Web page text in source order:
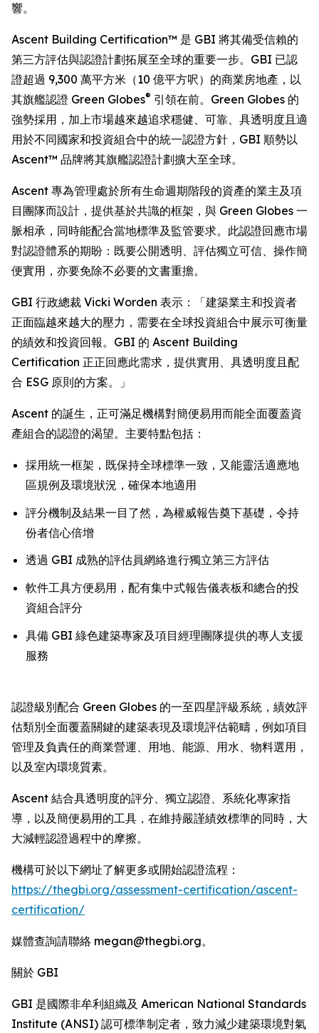
響。
Ascent Building Certification™ 是 GBI 將其備受信賴的
第三方評估與認證計劃拓展至全球的重要一步。GBI 已認
證超過 9,300 萬平方米（10 億平方呎）的商業房地產，以
其旗艦認證 Green Globes® 引領在前。Green Globes 的
強勢採用，加上市場越來越追求穩健、可靠、具透明度且適
用於不同國家和投資組合中的統一認證方針，GBI 順勢以
Ascent™ 品牌將其旗艦認證計劃擴大至全球。
Ascent 專為管理處於所有生命週期階段的資產的業主及項
目團隊而設計，提供基於共識的框架，與 Green Globes 一
脈相承，同時能配合當地標準及監管要求。此認證回應市場
對認證體系的期盼：既要公開透明、評估獨立可信、操作簡
便實用，亦要免除不必要的文書重擔。
GBI 行政總裁 Vicki Worden 表示：「建築業主和投資者
正面臨越來越大的壓力，需要在全球投資組合中展示可衡量
的績效和投資回報。GBI 的 Ascent Building
Certification 正正回應此需求，提供實用、具透明度且配
合 ESG 原則的方案。」
Ascent 的誕生，正可滿足機構對簡便易用而能全面覆蓋資
產組合的認證的渴望。主要特點包括：
採用統一框架，既保持全球標準一致，又能靈活適應地
區規例及環境狀況，確保本地適用
評分機制及結果一目了然，為權威報告奠下基礎，令持
份者信心倍增
透過 GBI 成熟的評估員網絡進行獨立第三方評估
軟件工具方便易用，配有集中式報告儀表板和總合的投
資組合評分
具備 GBI 綠色建築專家及項目經理團隊提供的專人支援
服務
認證級別配合 Green Globes 的一至四星評級系統，績效評
估類別全面覆蓋關鍵的建築表現及環境評估範疇，例如項目
管理及負責任的商業營運、用地、能源、用水、物料選用，
以及室內環境質素。
Ascent 結合具透明度的評分、獨立認證、系統化專家指
導，以及簡便易用的工具，在維持嚴謹績效標準的同時，大
大減輕認證過程中的摩擦。
機構可於以下網址了解更多或開始認證流程：
https://thegbi.org/assessment-certification/ascent-
certification/
媒體查詢請聯絡 megan@thegbi.org。
關於 GBI
GBI 是國際非牟利組織及 American National Standards
Institute (ANSI) 認可標準制定者，致力減少建築環境對氣